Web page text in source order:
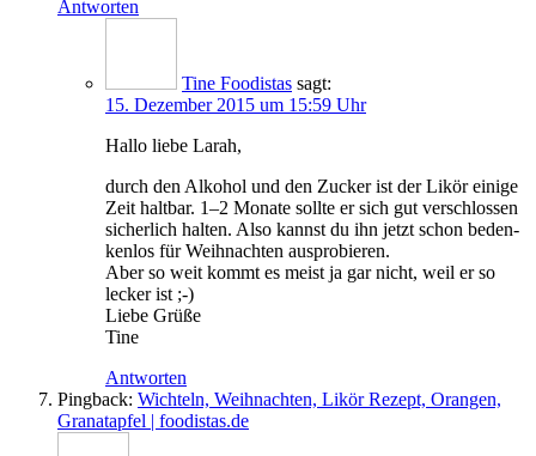
Antworten
Tine Foodistas sagt:
15. Dezember 2015 um 15:59 Uhr
Hal­lo lie­be Larah,
durch den Alko­hol und den Zucker ist der Likör eini­ge
Zeit halt­bar. 1–2 Mona­te soll­te er sich gut ver­schlos­sen
sicher­lich hal­ten. Also kannst du ihn jetzt schon beden­
ken­los für Weih­nach­ten ausprobieren.
Aber so weit kommt es meist ja gar nicht, weil er so
lecker ist ;-)
Lie­be Grüße
Tine
Antworten
Pingback: Wichteln, Weihnachten, Likör Rezept, Orangen,
Granatapfel | foodistas.de